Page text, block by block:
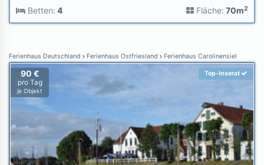
Betten: 4 Fläche: 70m2
Ferienhaus Deutschland Ferienhaus Ostfriesland Ferienhaus Carolinensiel
90 €
pro Tag
je Objekt
Top-Inserat